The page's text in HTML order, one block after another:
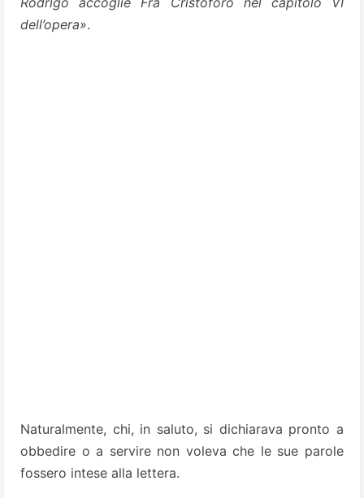
dell’opera».
Naturalmente, chi, in saluto, si dichiarava pronto a
obbedire o a servire non voleva che le sue parole
fossero intese alla lettera.